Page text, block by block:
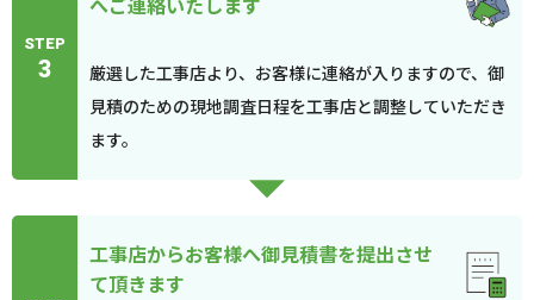
STEP
3
厳選した工事店より、お客様に連絡が入りますので、御
見積のための現地調査日程を工事店と調整していただき
ます。
工事店からお客様へ御見積書を提出させ
て頂きます